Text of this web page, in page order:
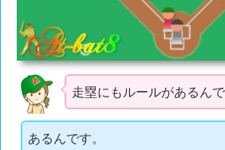
走塁にもルールがあるん
あるんです。